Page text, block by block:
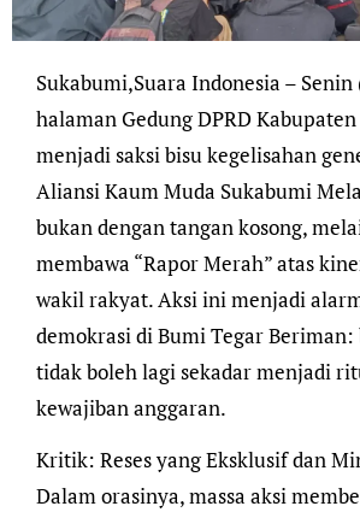
Sukabumi,Suara Indonesia – Senin (6/4/2026),
halaman Gedung DPRD
menjadi saksi bisu kegelisahan
Aliansi Kaum Muda Sukabumi
bukan dengan tangan kosong,
membawa “Rapor Merah” atas
wakil rakyat. Aksi ini menjadi
demokrasi di Bumi Tegar Beriman:
tidak boleh lagi sekadar menjadi
kewajiban anggaran.
​Kritik: Reses yang Eksklusif dan
Dalam orasinya, massa aksi